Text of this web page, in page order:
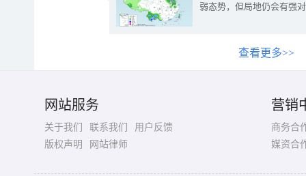
弱态势，但局地仍会有强
查看更多>>
网站服务
关于我们 联系我们
用户反馈
版权声明
网站律师
营销
商务合
媒资合